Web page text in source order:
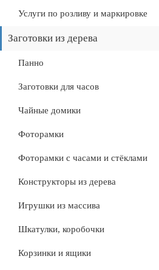
Услуги по розливу и маркировке
Заготовки из дерева
Панно
Заготовки для часов
Чайные домики
Фоторамки
Фоторамки с часами и стёклами
Конструкторы из дерева
Игрушки из массива
Шкатулки, коробочки
Корзинки и ящики